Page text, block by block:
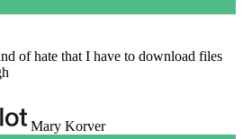
of hate that I have to download files
Mary Korver